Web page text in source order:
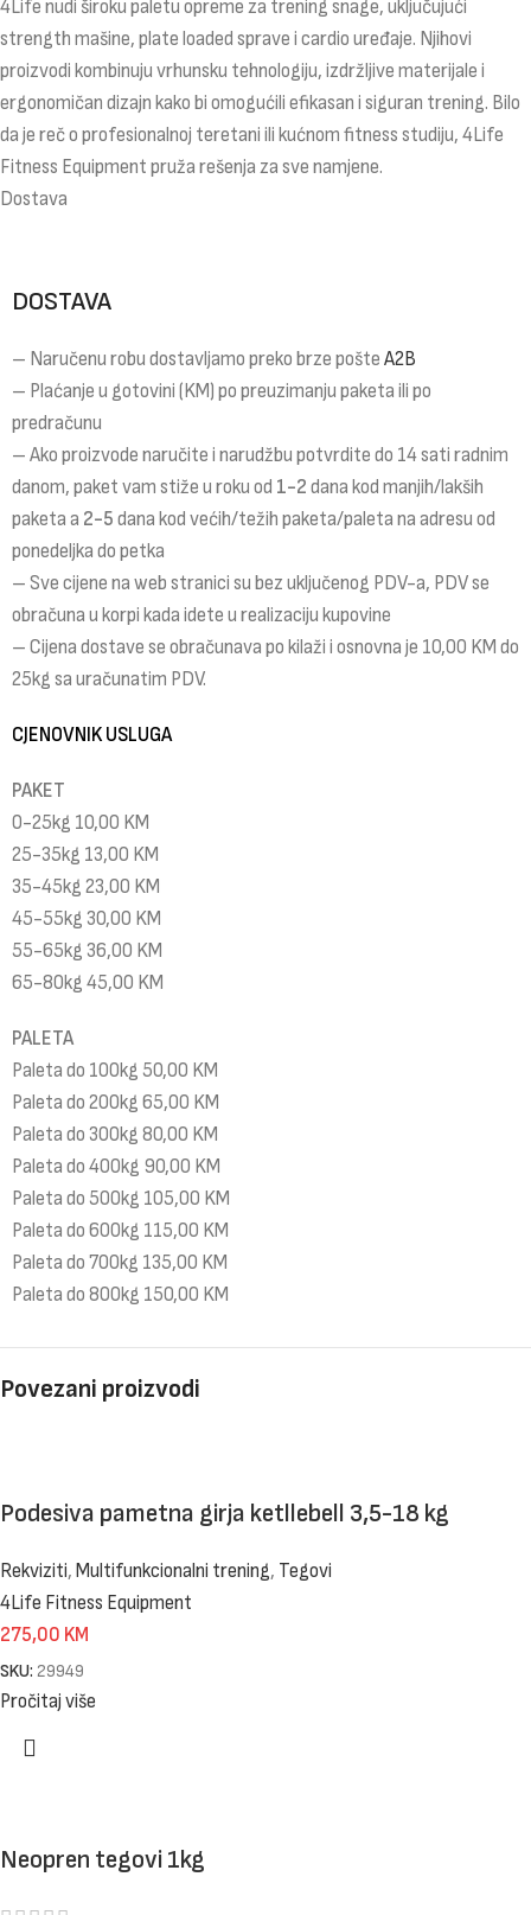
4Life nudi široku paletu opreme za trening snage, uključujući
strength mašine, plate loaded sprave i cardio uređaje. Njihovi
proizvodi kombinuju vrhunsku tehnologiju, izdržljive materijale i
ergonomičan dizajn kako bi omogućili efikasan i siguran trening. Bilo
da je reč o profesionalnoj teretani ili kućnom fitness studiju, 4Life
Fitness Equipment pruža rešenja za sve namjene.
Dostava
DOSTAVA
– Naručenu robu dostavljamo preko brze pošte A2B
– Plaćanje u gotovini (KM) po preuzimanju paketa ili po
predračunu
– Ako proizvode naručite i narudžbu potvrdite do 14 sati radnim
danom, paket vam stiže u roku od 1-2 dana kod manjih/lakših
paketa a 2-5 dana kod većih/težih paketa/paleta na adresu od
ponedeljka do petka
– Sve cijene na web stranici su bez uključenog PDV-a, PDV se
obračuna u korpi kada idete u realizaciju kupovine
– Cijena dostave se obračunava po kilaži i osnovna je 10,00 KM do
25kg sa uračunatim PDV.
CJENOVNIK USLUGA
PAKET
0-25kg 10,00 KM
25-35kg 13,00 KM
35-45kg 23,00 KM
45-55kg 30,00 KM
55-65kg 36,00 KM
65-80kg 45,00 KM
PALETA
Paleta do 100kg 50,00 KM
Paleta do 200kg 65,00 KM
Paleta do 300kg 80,00 KM
Paleta do 400kg 90,00 KM
Paleta do 500kg 105,00 KM
Paleta do 600kg 115,00 KM
Paleta do 700kg 135,00 KM
Paleta do 800kg 150,00 KM
Povezani proizvodi
Podesiva pametna girja ketllebell 3,5-18 kg
Rekviziti, Multifunkcionalni trening, Tegovi
4Life Fitness Equipment
275,00 KM
SKU: 29949
Pročitaj više
Neopren tegovi 1kg